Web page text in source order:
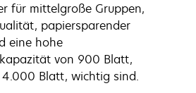
für mittelgroße Gruppen,
papiersparender
eine hohe
von 900 Blatt,
Blatt, wichtig sind.